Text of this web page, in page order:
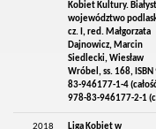
Kobiet Kultury.
województwo
cz. I, red. Małgorzata
Dajnowicz, Marcin
Siedlecki, Wiesław
Wróbel, ss. 168, ISBN
83-946177-1-4
978-83-946177-2-1
2018
Liga Kobiet w